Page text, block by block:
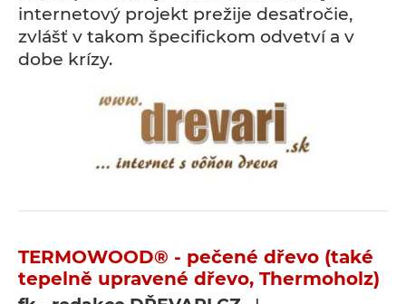
internetový projekt prežije desaťročie,
zvlášť v takom špecifickom odvetví a v
dobe krízy.
TERMOWOOD® - pečené dřevo (také
tepelně upravené dřevo, Thermoholz)